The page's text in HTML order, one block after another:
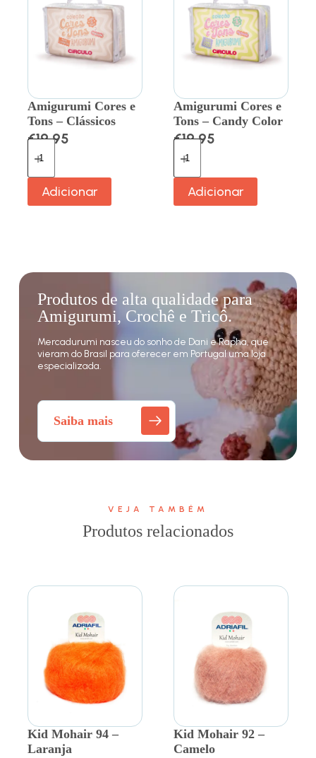
Amigurumi Cores e
Tons – Clássicos
€19.95
Adicionar
Amigurumi Cores e
Tons – Candy Color
€19.95
Adicionar
Produtos de alta qualidade para
Amigurumi, Crochê e Tricô.
Mercadurumi nasceu do sonho de Dani e Rapha, que
vieram do Brasil para oferecer em Portugal uma loja
especializada.
Saiba mais
VEJA TAMBÉM
Produtos relacionados
Kid Mohair 94 –
Laranja
Kid Mohair 92 –
Camelo